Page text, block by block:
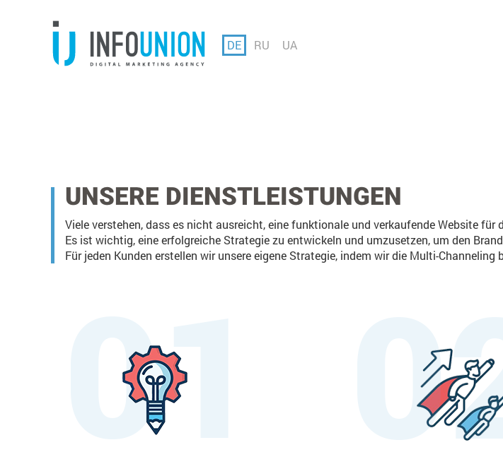
DE RU UA
UNSERE DIENSTLEISTUNGEN
Viele verstehen, dass es nicht ausreicht, eine funktionale und verkaufende Website für
Es ist wichtig, eine erfolgreiche Strategie zu entwickeln und umzusetzen, um den
Für jeden Kunden erstellen wir unsere eigene Strategie, indem wir die Multi-Channeling